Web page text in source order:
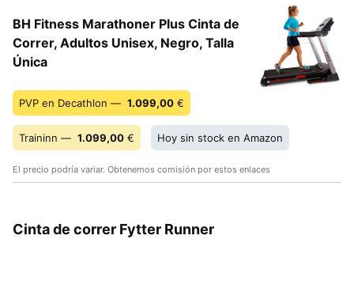
BH Fitness Marathoner Plus Cinta de
Correr, Adultos Unisex, Negro, Talla
Única
PVP en Decathlon — 1.099,00 €
Traininn — 1.099,00 € Hoy sin stock en Amazon
El precio podría variar. Obtenemos comisión por estos enlaces
Cinta de correr Fytter Runner